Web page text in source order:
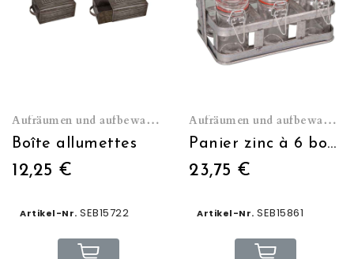
Aufräumen und aufbewahren
Boîte allumettes
12,25 €
Artikel-Nr. SEB15722
Aufräumen und aufbewahren
Panier zinc à 6 bocaux mini
23,75 €
Artikel-Nr. SEB15861